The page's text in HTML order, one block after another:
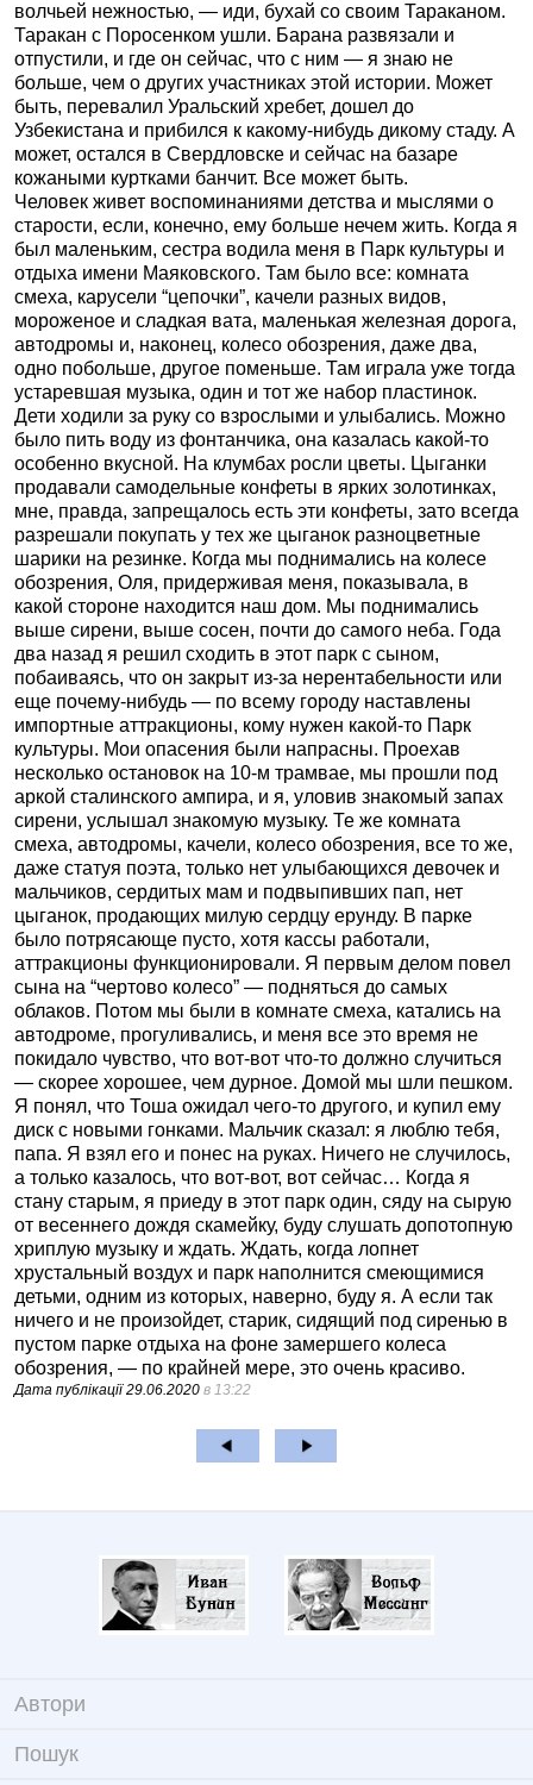
волчьей нежностью, — иди, бухай со своим Тараканом.
Таракан с Поросенком ушли. Барана развязали и
отпустили, и где он сейчас, что с ним — я знаю не
больше, чем о других участниках этой истории. Может
быть, перевалил Уральский хребет, дошел до
Узбекистана и прибился к какому-нибудь дикому стаду. А
может, остался в Свердловске и сейчас на базаре
кожаными куртками банчит. Все может быть.
Человек живет воспоминаниями детства и мыслями о
старости, если, конечно, ему больше нечем жить. Когда я
был маленьким, сестра водила меня в Парк культуры и
отдыха имени Маяковского. Там было все: комната
смеха, карусели “цепочки”, качели разных видов,
мороженое и сладкая вата, маленькая железная дорога,
автодромы и, наконец, колесо обозрения, даже два,
одно побольше, другое поменьше. Там играла уже тогда
устаревшая музыка, один и тот же набор пластинок.
Дети ходили за руку со взрослыми и улыбались. Можно
было пить воду из фонтанчика, она казалась какой-то
особенно вкусной. На клумбах росли цветы. Цыганки
продавали самодельные конфеты в ярких золотинках,
мне, правда, запрещалось есть эти конфеты, зато всегда
разрешали покупать у тех же цыганок разноцветные
шарики на резинке. Когда мы поднимались на колесе
обозрения, Оля, придерживая меня, показывала, в
какой стороне находится наш дом. Мы поднимались
выше сирени, выше сосен, почти до самого неба. Года
два назад я решил сходить в этот парк с сыном,
побаиваясь, что он закрыт из-за нерентабельности или
еще почему-нибудь — по всему городу наставлены
импортные аттракционы, кому нужен какой-то Парк
культуры. Мои опасения были напрасны. Проехав
несколько остановок на 10-м трамвае, мы прошли под
аркой сталинского ампира, и я, уловив знакомый запах
сирени, услышал знакомую музыку. Те же комната
смеха, автодромы, качели, колесо обозрения, все то же,
даже статуя поэта, только нет улыбающихся девочек и
мальчиков, сердитых мам и подвыпивших пап, нет
цыганок, продающих милую сердцу ерунду. В парке
было потрясающе пусто, хотя кассы работали,
аттракционы функционировали. Я первым делом повел
сына на “чертово колесо” — подняться до самых
облаков. Потом мы были в комнате смеха, катались на
автодроме, прогуливались, и меня все это время не
покидало чувство, что вот-вот что-то должно случиться
— скорее хорошее, чем дурное. Домой мы шли пешком.
Я понял, что Тоша ожидал чего-то другого, и купил ему
диск с новыми гонками. Мальчик сказал: я люблю тебя,
папа. Я взял его и понес на руках. Ничего не случилось,
а только казалось, что вот-вот, вот сейчас… Когда я
стану старым, я приеду в этот парк один, сяду на сырую
от весеннего дождя скамейку, буду слушать допотопную
хриплую музыку и ждать. Ждать, когда лопнет
хрустальный воздух и парк наполнится смеющимися
детьми, одним из которых, наверно, буду я. А если так
ничего и не произойдет, старик, сидящий под сиренью в
пустом парке отдыха на фоне замершего колеса
обозрения, — по крайней мере, это очень красиво.
Дата публікації29.06.2020 в 13:22
Автори
Пошук